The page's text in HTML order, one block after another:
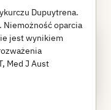
Dupuytrena.
Niemożność oparcia
jest wynikiem
Med J Aust
90.